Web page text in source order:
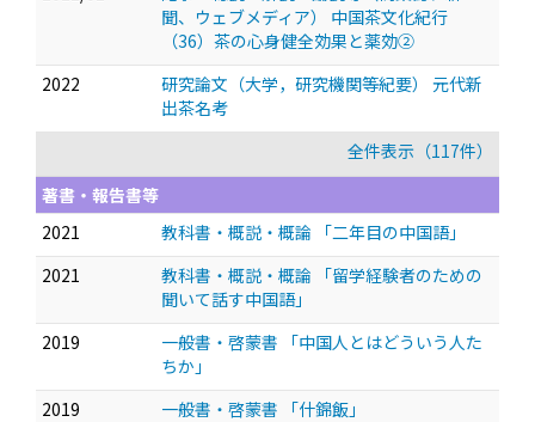
聞、ウェブメディア） 中国茶文化紀行
（36）茶の心身健全効果と薬効②
2022
研究論文（大学，研究機関等紀要） 元代新
出茶名考
全件表示（117件）
著書・報告書等
2021
教科書・概説・概論 「二年目の中国語」
2021
教科書・概説・概論 「留学経験者のための
聞いて話す中国語」
2019
一般書・啓蒙書 「中国人とはどういう人た
ちか」
2019
一般書・啓蒙書 「什錦飯」